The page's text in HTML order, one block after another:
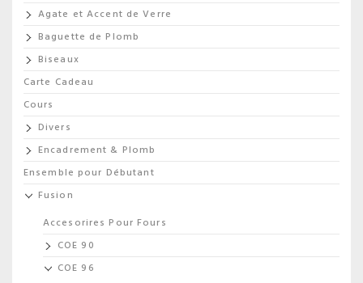
Agate et Accent de Verre
Baguette de Plomb
Biseaux
Carte Cadeau
Cours
Divers
Encadrement & Plomb
Ensemble pour Débutant
Fusion
Accesorires Pour Fours
COE 90
COE 96